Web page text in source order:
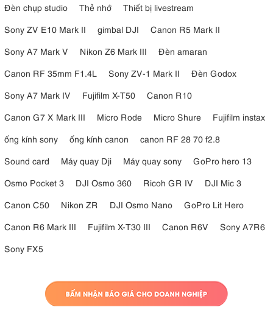
Đèn chụp studio
Thẻ nhớ
Thiết bị livestream
Sony ZV E10 Mark II
gimbal DJI
Canon R5 Mark II
Sony A7 Mark V
Nikon Z6 Mark III
Đèn amaran
Canon RF 35mm F1.4L
Sony ZV-1 Mark II
Đèn Godox
Sony A7 Mark IV
Fujifilm X-T50
Canon R10
Canon G7 X Mark III
Micro Rode Micro Shure
Fujifilm instax
ống kính sony
ống kính canon
canon RF 28 70 f2.8
Sound card
Máy quay Dji Máy quay sony
GoPro hero 13
Osmo Pocket 3
DJI Osmo 360 Ricoh GR IV
DJI Mic 3
Canon C50
Nikon ZR DJI Osmo Nano
GoPro Lit Hero
Canon R6 Mark III
Fujifilm X-T30 III Canon R6V
Sony A7R6
Sony FX5